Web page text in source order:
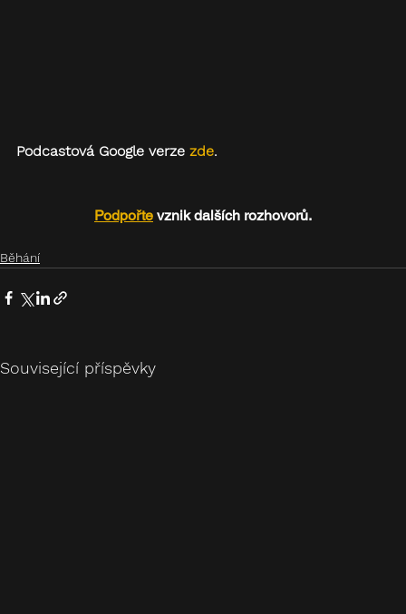
Podcastová Google verze zde.
Podpořte vznik dalších rozhovorů.
Běhání
Související příspěvky